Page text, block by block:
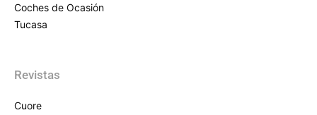
Coches de Ocasión
Tucasa
Revistas
Cuore